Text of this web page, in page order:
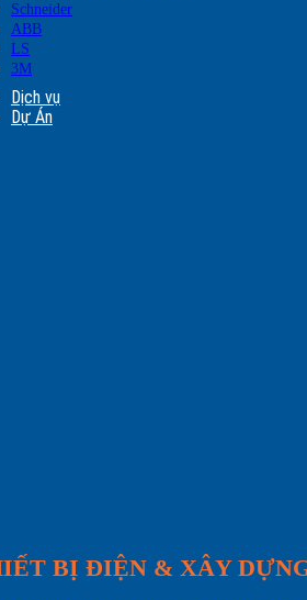
Schneider
ABB
LS
3M
Dịch vụ
Dự Án
BỊ ĐIỆN & XÂY